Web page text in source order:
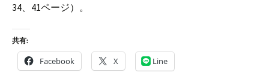
34、41ページ）。
共有:
Facebook X Line